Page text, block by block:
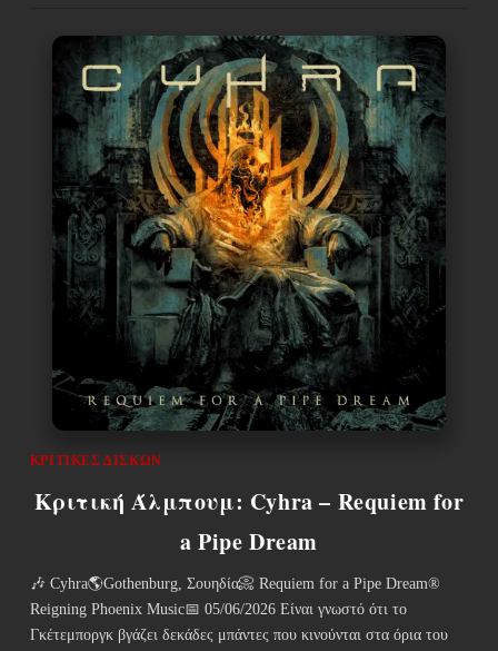
ΚΡΙΤΙΚΈΣ ΔΊΣΚΩΝ
Κριτική Άλμπουμ: Cyhra – Requiem for
a Pipe Dream
🎶 Cyhra🌎Gothenburg, Σουηδία📀 Requiem for a Pipe Dream®
Reigning Phoenix Music📅 05/06/2026 Είναι γνωστό ότι το
Γκέτεμποργκ βγάζει δεκάδες μπάντες που κινούνται στα όρια του